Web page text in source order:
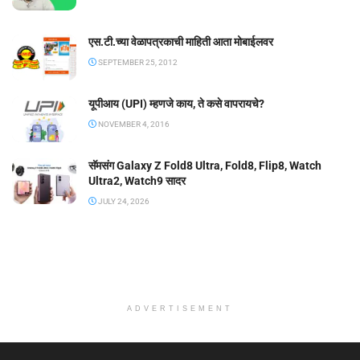
एस.टी.च्या वेळापत्रकाची माहिती आता मोबाईलवर
SEPTEMBER 25, 2012
यूपीआय (UPI) म्हणजे काय, ते कसे वापरायचे?
NOVEMBER 4, 2016
सॅमसंग Galaxy Z Fold8 Ultra, Fold8, Flip8, Watch
Ultra2, Watch9 सादर
JULY 24, 2026
ADVERTISEMENT